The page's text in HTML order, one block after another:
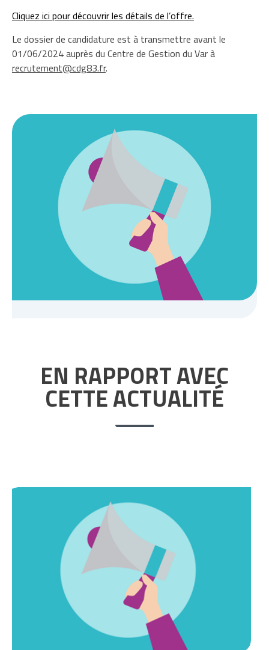
Cliquez ici pour découvrir les détails de l’offre.
Le dossier de candidature est à transmettre avant le
01/06/2024 auprès du Centre de Gestion du Var à
recrutement@cdg83.fr.
EN RAPPORT AVEC
CETTE ACTUALITÉ